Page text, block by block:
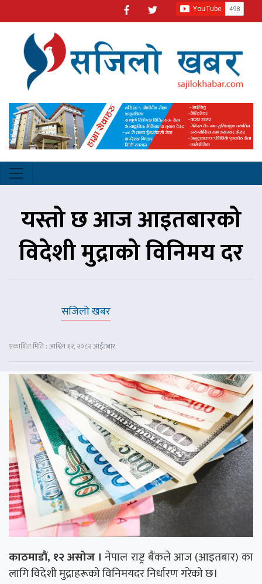
यस्तो छ आज आइतबारको
विदेशी मुद्राको विनिमय दर
सजिलो खबर
प्रकाशित मिति : आश्विन १२, २०८२ आईतबार
काठमाडौं, १२ असोज । नेपाल राष्ट्र बैंकले आज (आइतबार) का
लागि विदेशी मुद्राहरूको विनिमयदर निर्धारण गरेको छ।